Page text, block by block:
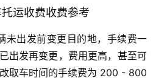
运收费收费参考
未出发前变更目的地，手续费一
出发再变更，费用更高，甚至可
取车时间的手续费为 200 - 800